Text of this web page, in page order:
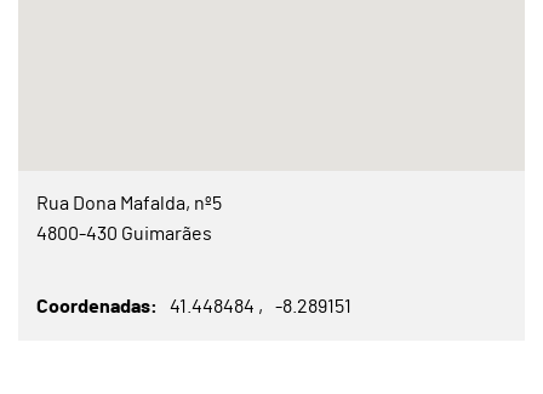
Rua Dona Mafalda, nº5
4800-430 Guimarães
Coordenadas 41.448484 -8.289151